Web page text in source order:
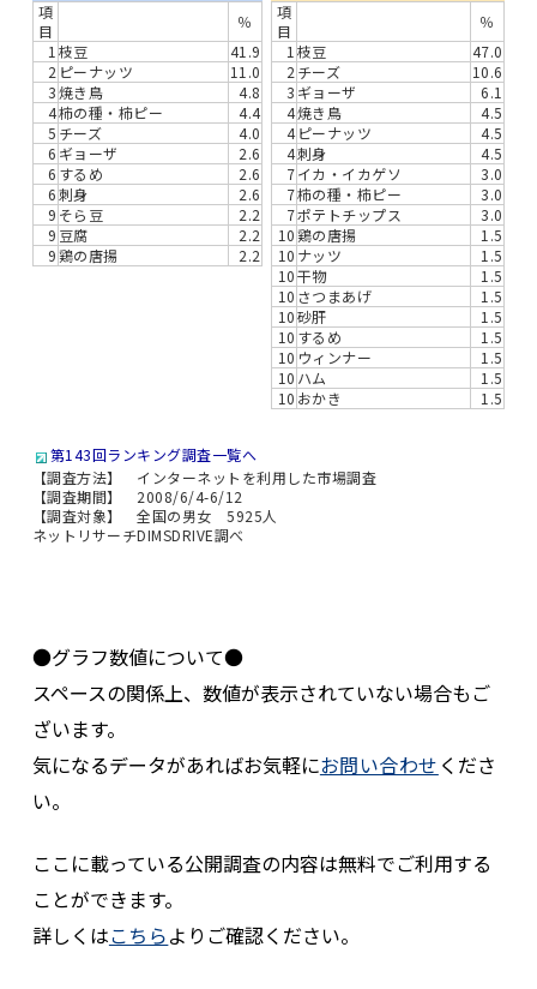
項
目
％
1枝豆
41.9
2 ピーナッツ
11.0
3焼き鳥
4.8
4柿の種・柿ピー
4.4
5 チーズ
4.0
6 ギョーザ
2.6
6 するめ
2.6
6刺身
2.6
9 そら豆
2.2
9 豆腐
2.2
9鶏の唐揚 2.2
項
目
％
1枝豆
47.0
2チーズ
10.6
3 ギョーザ
6.1
4焼き鳥
4.5
4ピーナッツ
4.5
4刺身
4.5
7イカ・イカゲソ
3.0
7柿の種・柿ピー
3.0
7ポテトチップス
3.0
10鶏の唐揚
1.5
10 ナッツ
1.5
10干物
1.5
10 さつまあげ
1.5
10砂肝
1.5
10 するめ
1.5
10 ウィンナー
1.5
10 ハム
1.5
10 おかき 1.5
第143回ランキング調査一覧へ
【調査方法】 インターネットを利用した市場調査
【調査期間】 2008/6/4-6/12
【調査対象】 全国の男女 5925人
ネットリサーチDIMSDRIVE調べ
●グラフ数値について●
スペースの関係上、数値が表示されていない場合もご
ざいます。
気になるデータがあればお気軽にお問い合わせ くださ
い。
ここに載っている公開調査の内容は無料でご利用する
ことができます。
詳しくはこちらよりご確認ください。